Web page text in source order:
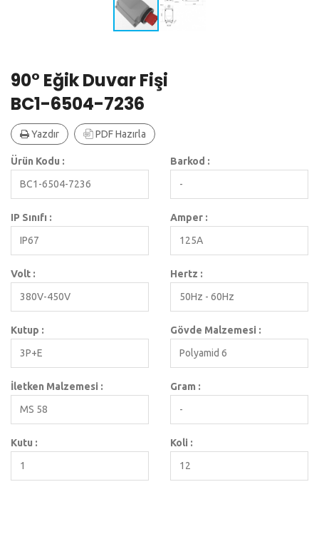
90° Eğik Duvar Fişi
BC1-6504-7236
Yazdır PDF Hazırla
Ürün Kodu :
BC1-6504-7236
Barkod :
-
IP Sınıfı :
IP67
Amper :
125A
Volt :
380V-450V
Hertz :
50Hz - 60Hz
Kutup :
3P+E
Gövde Malzemesi :
Polyamid 6
İletken Malzemesi :
MS 58
Gram :
-
Kutu :
1
Koli :
12